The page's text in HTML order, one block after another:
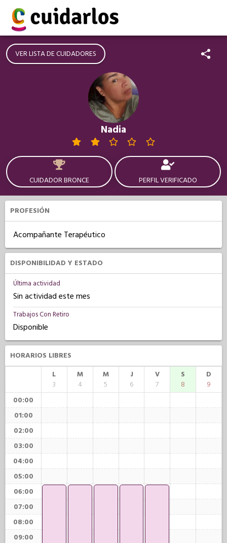
VER LISTA DE CUIDADORES
Nadia
CUIDADOR BRONCE PERFIL VERIFICADO
PROFESIÓN
Acompañante Terapéutico
DISPONIBILIDAD Y ESTADO
Última actividad
Sin actividad este mes
Trabajos Con Retiro
Disponible
HORARIOS LIBRES
L
3
M
4
M
5
J
6
V
7
S
8
D
9
00:00
01:00
02:00
03:00
04:00
05:00
06:00
07:00
08:00
09:00